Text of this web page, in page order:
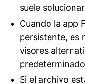
suele
Cuando la app
persistente, es
visores
Si el archivo